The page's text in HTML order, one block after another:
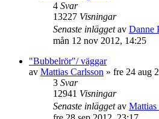
4 Svar
13227 Visningar
Senaste inläggetav Danne
mån 12 nov 2012, 14:25
"Bubbelrör"/ väggar
av Mattias Carlsson » fre 24 aug
3 Svar
12941 Visningar
Senaste inläggetav Mattias